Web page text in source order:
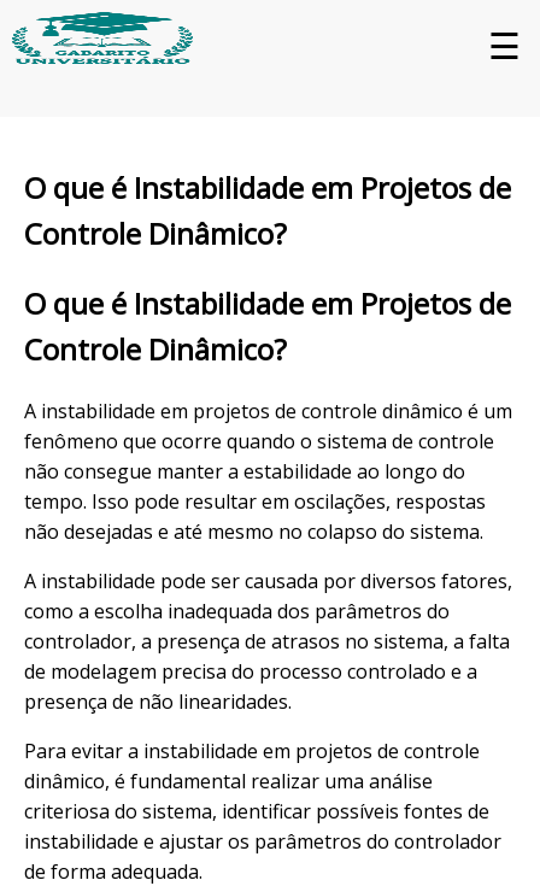
☰
O que é Instabilidade em Projetos de
Controle Dinâmico?
O que é Instabilidade em Projetos de
Controle Dinâmico?
A instabilidade em projetos de controle dinâmico é um
fenômeno que ocorre quando o sistema de controle
não consegue manter a estabilidade ao longo do
tempo. Isso pode resultar em oscilações, respostas
não desejadas e até mesmo no colapso do sistema.
A instabilidade pode ser causada por diversos fatores,
como a escolha inadequada dos parâmetros do
controlador, a presença de atrasos no sistema, a falta
de modelagem precisa do processo controlado e a
presença de não linearidades.
Para evitar a instabilidade em projetos de controle
dinâmico, é fundamental realizar uma análise
criteriosa do sistema, identificar possíveis fontes de
instabilidade e ajustar os parâmetros do controlador
de forma adequada.